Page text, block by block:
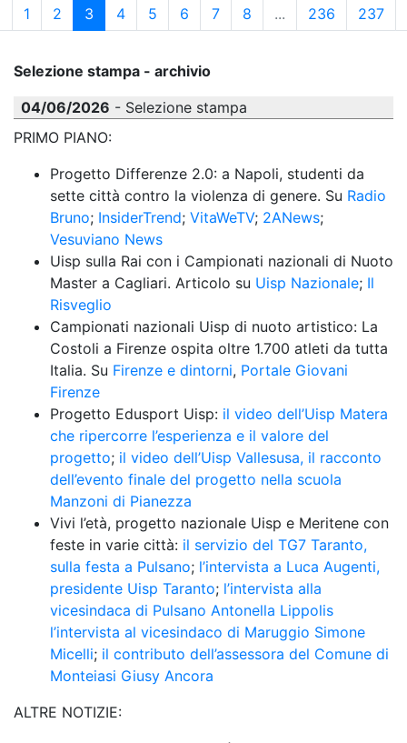
1 2 3 4 5 6 7 8 ... 236 237
Selezione stampa - archivio
04/06/2026 - Selezione stampa
PRIMO PIANO:
Progetto Differenze 2.0: a Napoli, studenti da
sette città contro la violenza di genere. Su Radio
Bruno; InsiderTrend; VitaWeTV; 2ANews
Vesuviano News
Uisp sulla Rai con i Campionati nazionali di Nuoto
Master a Cagliari. Articolo su Uisp Nazionale; Il
Risveglio
Campionati nazionali Uisp di nuoto artistico: La
Costoli a Firenze ospita oltre 1.700 atleti da tutta
Italia. Su Firenze e dintorni, Portale Giovani
Firenze
Progetto Edusport Uisp: il video dell’Uisp Matera
che ripercorre l’esperienza e il valore del
progetto; il video dell’Uisp Vallesusa, il racconto
dell’evento finale del progetto nella scuola
Manzoni di Pianezza
Vivi l’età, progetto nazionale Uisp e Meritene con
feste in varie città: il servizio del TG7 Taranto,
sulla festa a Pulsano; l’intervista a Luca Augenti,
presidente Uisp Taranto; l’intervista alla
vicesindaca di Pulsano Antonella Lippolis
l’intervista al vicesindaco di Maruggio Simone
Micelli; il contributo dell’assessora del Comune di
Monteiasi Giusy Ancora
ALTRE NOTIZIE: